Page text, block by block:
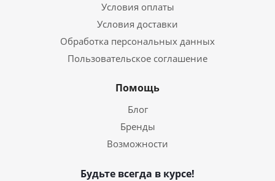
Условия оплаты
Условия доставки
Обработка персональных данных
Пользовательское соглашение
Помощь
Блог
Бренды
Возможности
Будьте всегда в курсе!